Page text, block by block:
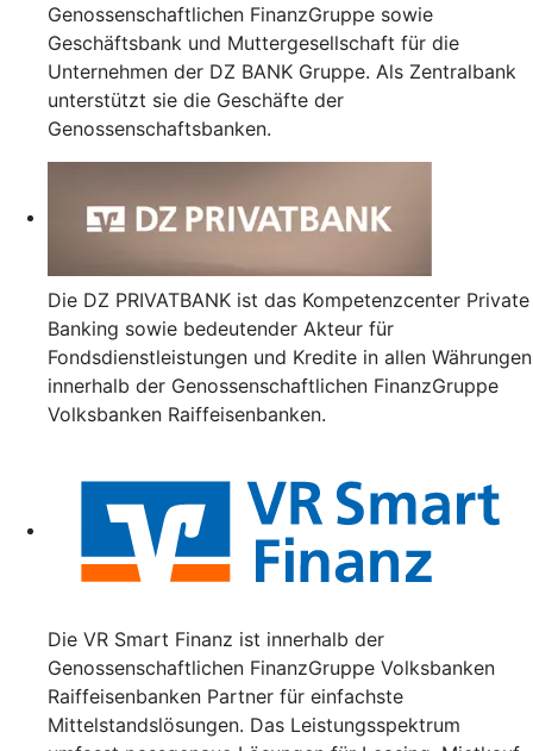
Genossenschaftlichen FinanzGruppe sowie
Geschäftsbank und Muttergesellschaft für die
Unternehmen der DZ BANK Gruppe. Als Zentralbank
unterstützt sie die Geschäfte der
Genossenschaftsbanken.
Die DZ PRIVATBANK ist das Kompetenzcenter Private
Banking sowie bedeutender Akteur für
Fondsdienstleistungen und Kredite in allen Währungen
innerhalb der Genossenschaftlichen FinanzGruppe
Volksbanken Raiffeisenbanken.
Die VR Smart Finanz ist innerhalb der
Genossenschaftlichen FinanzGruppe Volksbanken
Raiffeisenbanken Partner für einfachste
Mittelstandslösungen. Das Leistungsspektrum